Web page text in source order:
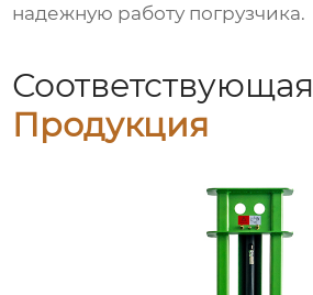
надежную работу погрузчика.
Соответствующая
Продукция